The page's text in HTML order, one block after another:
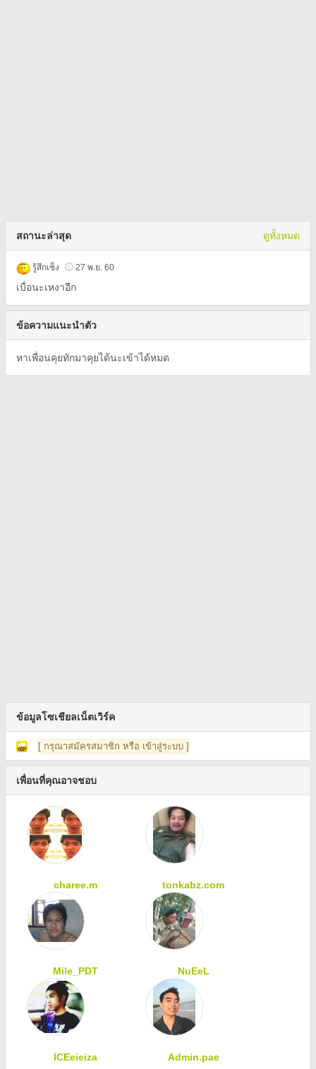
สถานะล่าสุด ดูทั้งหมด
รู้สึกเซ็ง 27 พ.ย. 60
เบื่อนะเหงาอีก
ข้อความแนะนำตัว
หาเพื่อนคุยทักมาคุยได้นะเข้าได้หมด
ข้อมูลโซเชียลเน็ตเวิร์ค
[ กรุณาสมัครสมาชิก หรือ เข้าสู่ระบบ ]
เพื่อนที่คุณอาจชอบ
charee.m tonkabz.com
Mile_PDT NuEeL
ICEeieiza Admin.pae